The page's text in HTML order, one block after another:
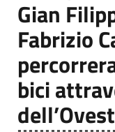
Gian
Fabrizio
bici